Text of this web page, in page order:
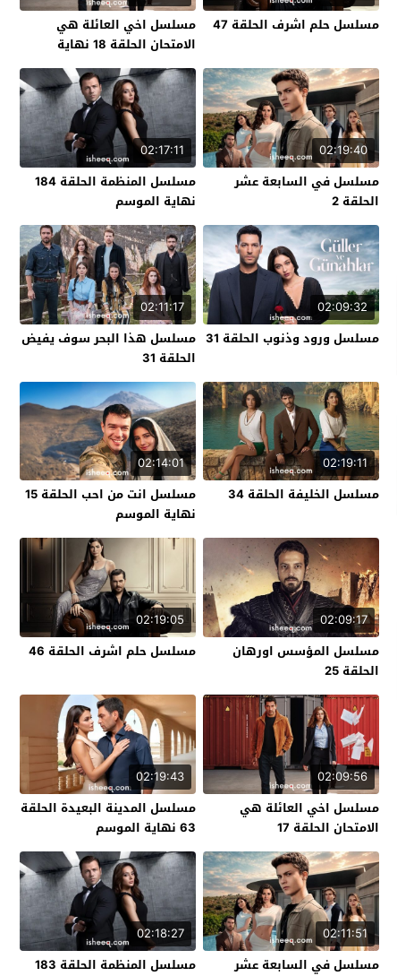
مسلسل حلم اشرف الحلقة 47
مسلسل اخي العائلة هي
الامتحان الحلقة 18 نهاية
الموسم
02:19:40
مسلسل في السابعة عشر
الحلقة 2
02:17:11
مسلسل المنظمة الحلقة 184
نهاية الموسم
02:09:32
مسلسل ورود وذنوب الحلقة 31
02:11:17
مسلسل هذا البحر سوف يفيض
الحلقة 31
02:19:11
مسلسل الخليفة الحلقة 34
02:14:01
مسلسل انت من احب الحلقة 15
نهاية الموسم
02:09:17
مسلسل المؤسس اورهان
الحلقة 25
02:19:05
مسلسل حلم اشرف الحلقة 46
02:09:56
مسلسل اخي العائلة هي
الامتحان الحلقة 17
02:19:43
مسلسل المدينة البعيدة الحلقة
63 نهاية الموسم
02:11:51
مسلسل في السابعة عشر
02:18:27
مسلسل المنظمة الحلقة 183